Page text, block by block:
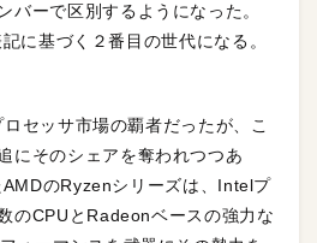
バーで区別するようになった。
に基づく２番目の世代になる。
セッサ市場の覇者だったが、こ
にそのシェアを奪われつつあ
のRyzenシリーズは、Intelプ
のCPUとRadeonベースの強力な